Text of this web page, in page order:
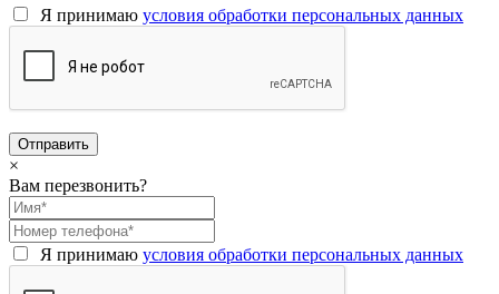
Я принимаю условия обработки персональных данных
×
Вам перезвонить?
Я принимаю условия обработки персональных данных